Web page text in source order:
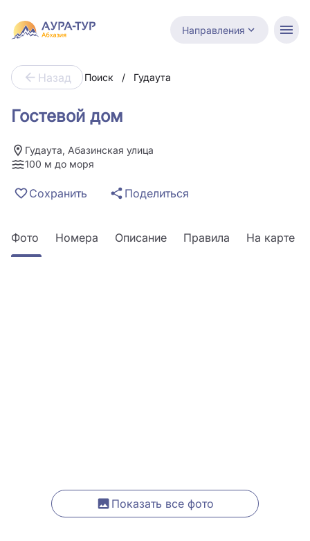
Направления
Назад Поиск / Гудаута
Гостевой дом
Гудаута, Абазинская улица
100 м до моря
Сохранить Поделиться
Фото Номера Описание Правила На карте
Показать все фото